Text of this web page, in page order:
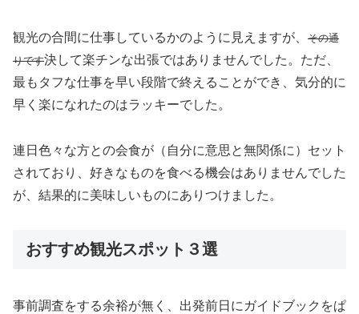
観光の合間に仕事しているかのように見えますが、 その通
りです決して楽チンな出張ではありませんでした。ただ、
最もタフな仕事を早い段階で終えることができ、気分的に
早く楽になれたのはラッキーでした。
連日色々な方との会食が（自分に意思と無関係に）セット
されており、好きなものを食べる機会はありませんでした
が、結果的に美味しいものにありつけました。
おすすめ観光スポット３選
事前調査をする余裕が無く、出発前日にガイドブックをぱ